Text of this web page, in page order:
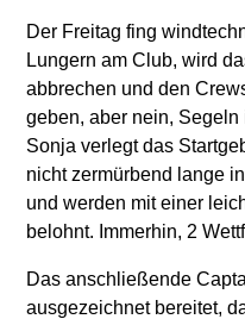
Der Freitag fing
Lungern am Club, wird
abbrechen und den
geben, aber nein,
Sonja verlegt das
nicht zermürbend lange
und werden mit einer
belohnt. Immerhin, 2
Das anschließende
ausgezeichnet bereitet,